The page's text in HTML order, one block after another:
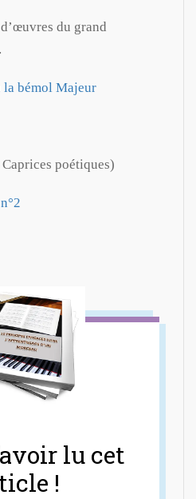
du grand
la bémol Majeur
poétiques)
lu cet
!